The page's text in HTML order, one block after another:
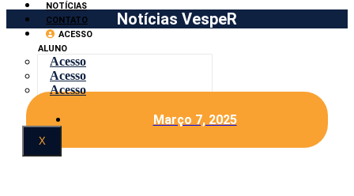
NOTÍCIAS
CONTATO
ACESSO
ALUNO
Acesso
Acesso
Acesso
X
Notícias VespeR
Março 7, 2025